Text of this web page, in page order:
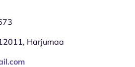
Harjumaa